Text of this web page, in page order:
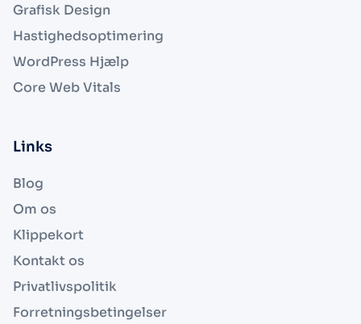
Links
Blog
Om os
Klippekort
Kontakt os
Privatlivspolitik
Forretningsbetingelser
Grafisk Design
Hastighedsoptimering
WordPress Hjælp
Core Web Vitals